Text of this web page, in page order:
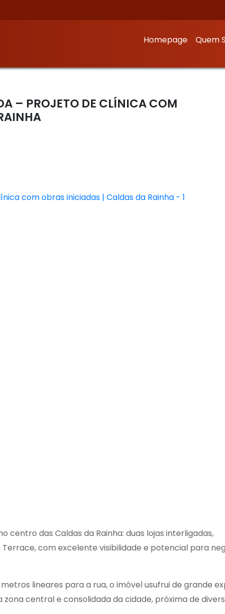
Homepage Quem
– PROJETO DE CLÍNICA COM
das Caldas da Rainha: duas lojas interligadas,
com excelente visibilidade e potencial para
lineares para a rua, o imóvel usufrui de grande
central e consolidada da cidade, próxima de